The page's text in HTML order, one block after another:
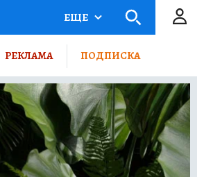
О КП
ЕЩЕ
РЕКЛАМА ПОДПИСКА